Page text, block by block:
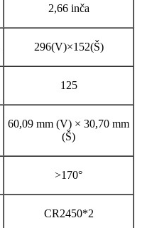
2,66 inča
296(V)×152(Š)
125
60,09 mm (V) × 30,70 mm
(Š)
>170°
CR2450*2